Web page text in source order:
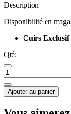
Description
Disponibilité en
Cuirs Exclusif
Qté:
Ajouter au panier